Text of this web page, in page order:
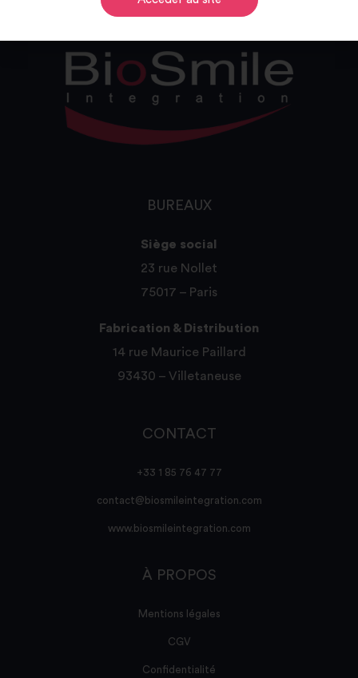
BUREAUX
Siège social
23 rue Nollet
75017 – Paris
Fabrication & Distribution
14 rue Maurice Paillard
93430 – Villetaneuse
CONTACT
+33 1 85 76 47 77
contact@biosmileintegration.com
www.biosmileintegration.com
À PROPOS
Mentions légales
CGV
Confidentialité